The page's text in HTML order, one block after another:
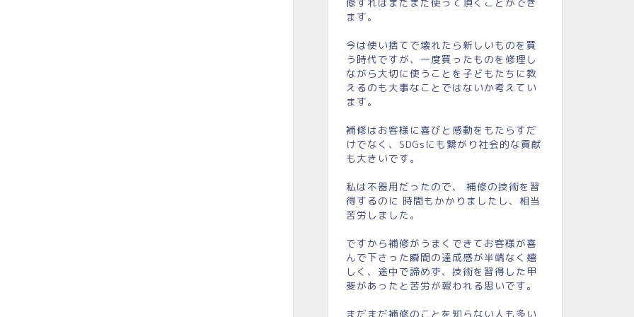
ます。
今は使い捨てで壊れたら新しいものを買
う時代ですが、一度買ったものを修理し
ながら大切に使うことを子どもたちに教
えるのも大事なことではないか考えてい
ます。
補修はお客様に喜びと感動をもたらすだ
けでなく、SDGsにも繋がり社会的な貢献
も大きいです。
私は不器用だったので、 補修の技術を習
得するのに 時間もかかりましたし、相当
苦労しました。
ですから補修がうまくできてお客様が喜
んで下さった瞬間の達成感が半端なく嬉
しく、途中で諦めず、技術を習得した甲
斐があったと苦労が報われる思いです。
まだまだ補修のことを知らない人も多い